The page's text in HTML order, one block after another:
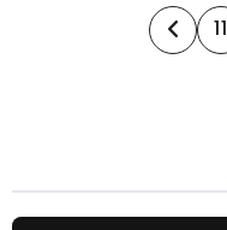
11